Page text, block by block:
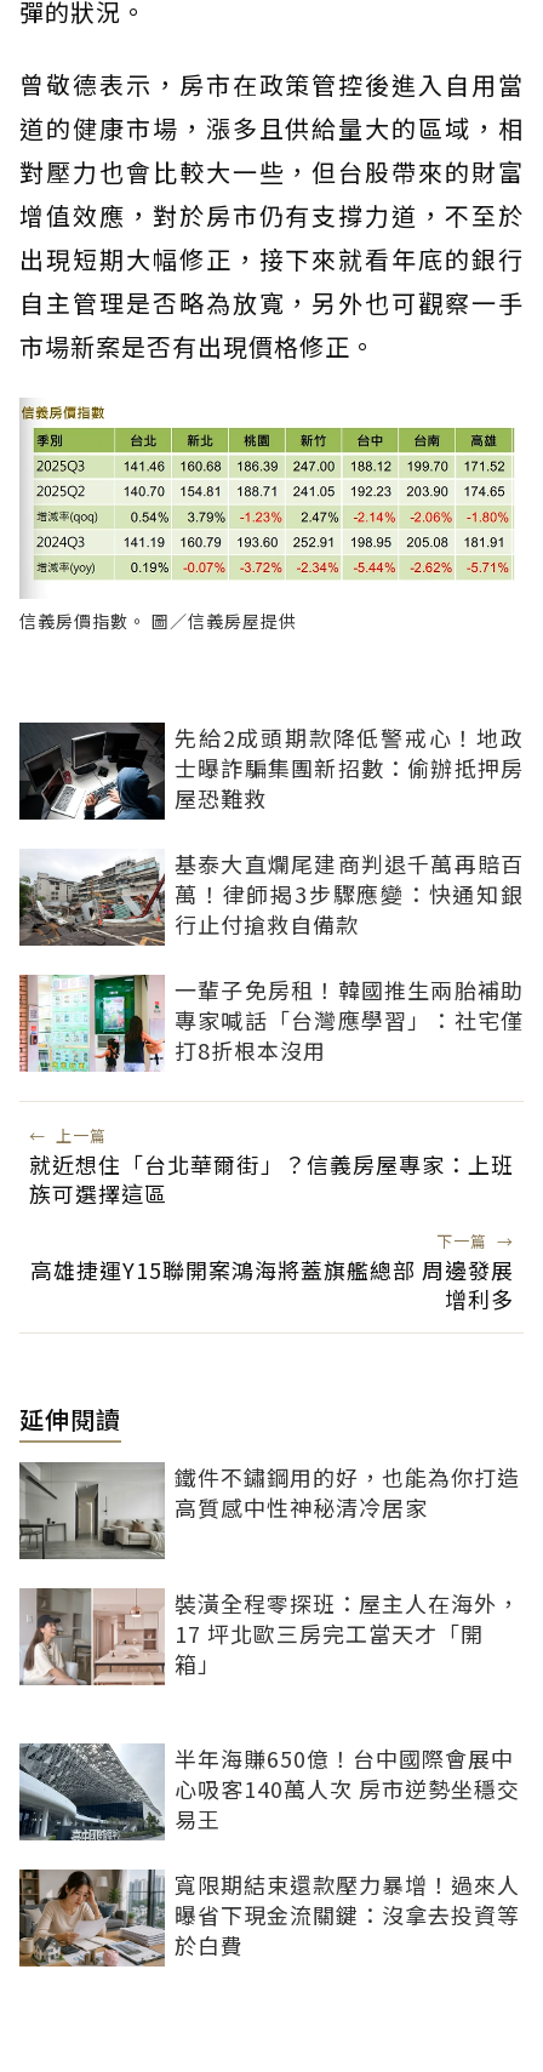
彈的狀況。
曾敬德表示，房市在政策管控後進入自用當
道的健康市場，漲多且供給量大的區域，相
對壓力也會比較大一些，但台股帶來的財富
增值效應，對於房市仍有支撐力道，不至於
出現短期大幅修正，接下來就看年底的銀行
自主管理是否略為放寬，另外也可觀察一手
市場新案是否有出現價格修正。
信義房價指數。 圖／信義房屋提供
先給2成頭期款降低警戒心！地政
士曝詐騙集團新招數：偷辦抵押房
屋恐難救
基泰大直爛尾建商判退千萬再賠百
萬！律師揭3步驟應變：快通知銀
行止付搶救自備款
一輩子免房租！韓國推生兩胎補助
專家喊話「台灣應學習」：社宅僅
打8折根本沒用
← 上一篇
就近想住「台北華爾街」？信義房屋專家：上班
族可選擇這區
下一篇 →
高雄捷運Y15聯開案鴻海將蓋旗艦總部 周邊發展
增利多
延伸閱讀
鐵件不鏽鋼用的好，也能為你打造
高質感中性神秘清冷居家
裝潢全程零探班：屋主人在海外，
17 坪北歐三房完工當天才「開
箱」
半年海賺650億！台中國際會展中
心吸客140萬人次 房市逆勢坐穩交
易王
寬限期結束還款壓力暴增！過來人
曝省下現金流關鍵：沒拿去投資等
於白費